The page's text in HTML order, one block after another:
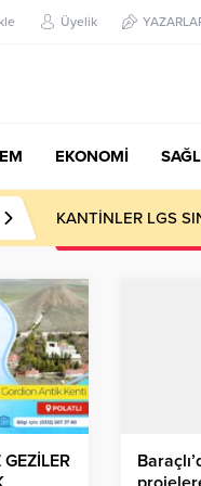
Üyelik
EKONOMİ
KANTİNLER LGS